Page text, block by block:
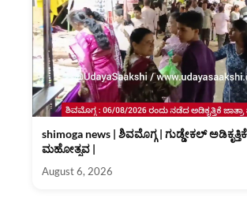
shimoga news | ಶಿವಮೊಗ್ಗ | ಗುಡ್ಡೇಕಲ್ ಅಡಿಕೃತ್ತಿಕೆ
ಮಹೋತ್ಸವ |
August 6, 2026